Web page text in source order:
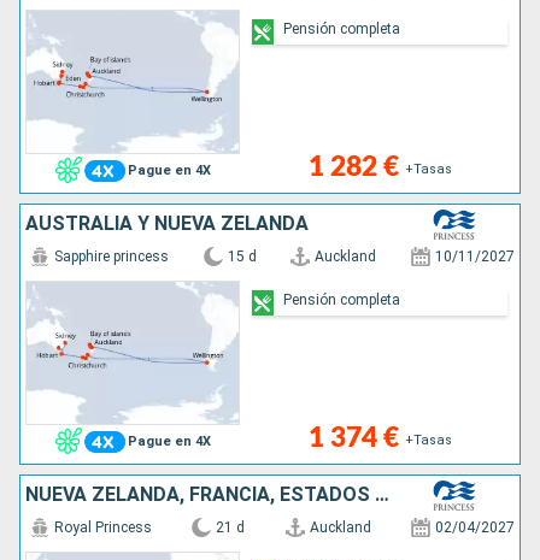
Pague en 4X 1 282 € +Tasas
Pensión completa
AUSTRALIA Y NUEVA ZELANDA
Pague en 4X
Sapphire princess 15 d Auckland 10/11/2027
1 374 € +Tasas
Pensión completa
NUEVA ZELANDA, FRANCIA, ESTADOS UNIDOS
Royal Princess 21 d Auckland 02/04/2027